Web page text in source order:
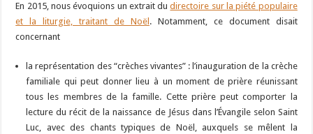
En 2015, nous évoquions un extrait dudirectoire sur la piété populaire
et la liturgie, traitant de Noël . Notamment, ce document disait
concernant
la représentation des “crèches vivantes” : l’inauguration de la crèche
familiale qui peut donner lieu à un moment de prière réunissant
tous les membres de la famille. Cette prière peut comporter la
lecture du récit de la naissance de Jésus dans l’Évangile selon Saint
Luc, avec des chants typiques de Noël, auxquels se mêlent la